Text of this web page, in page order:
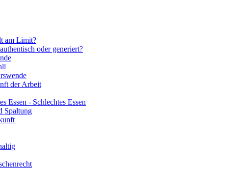
am Limit?
oder generiert?
der Arbeit
Essen - Schlechtes Essen
Spaltung